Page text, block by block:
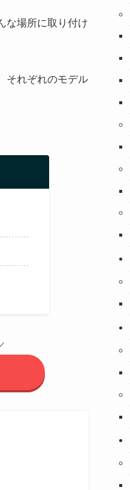
な場所に取り付け
それぞれのモデル